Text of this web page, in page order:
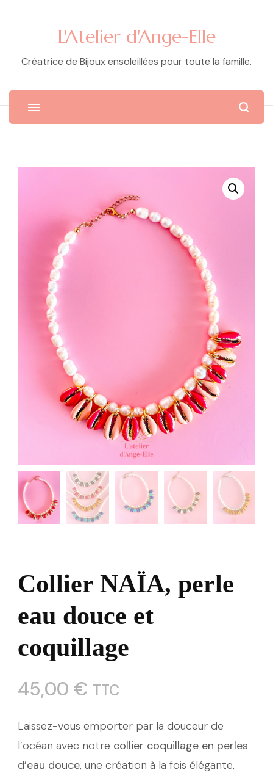
L'Atelier d'Ange-Elle
Créatrice de Bijoux ensoleillées pour toute la famille.
Collier NAÏA, perle
eau douce et
coquillage
45,00 € TTC
Laissez-vous emporter par la douceur de
l’océan avec notre collier coquillage en perles
d’eau douce, une création à la fois élégante,